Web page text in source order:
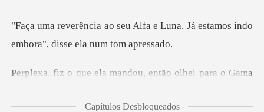
Sair
a e Luna. Já estamos indo
embor
, então olhei para o Gama
Capítulos Desbloqueados